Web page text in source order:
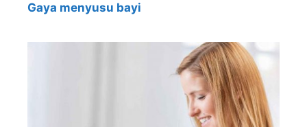
Gaya menyusu bayi